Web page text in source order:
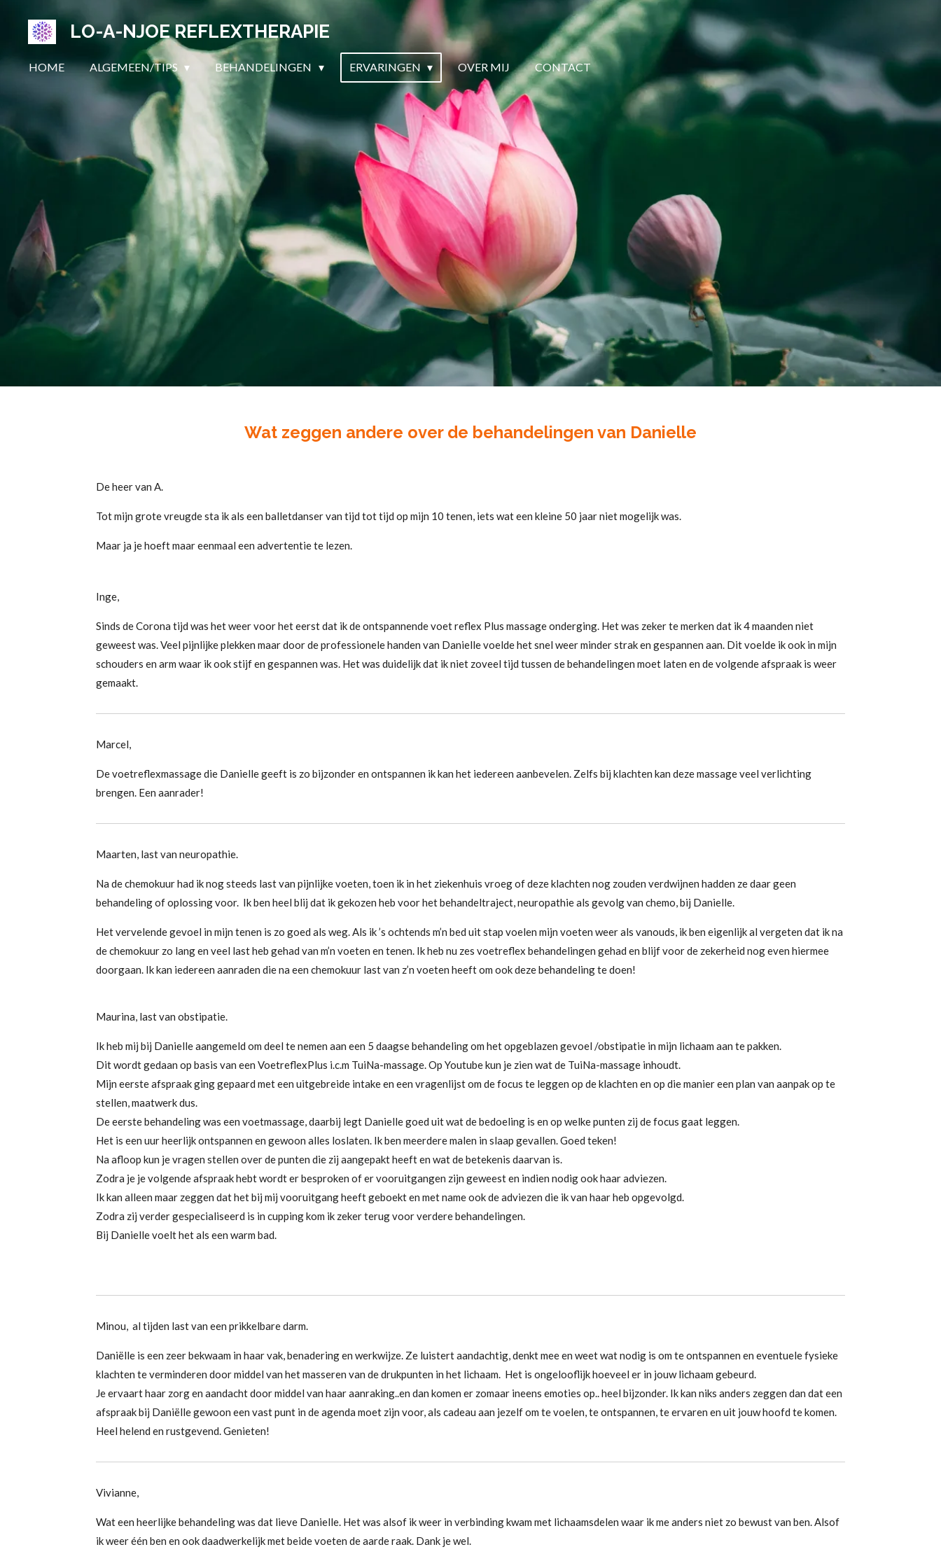
direct
LO-A-NJOE REFLEXTHERAPIE
HOME ALGEMEEN/TIPS BEHANDELINGEN ERVARINGEN OVER MIJ CONTACT
Wat zeggen andere over de behandelingen van Danielle
De heer van A.
Tot mijn grote vreugde sta ik als een balletdanser van tijd tot tijd op mijn 10 tenen, iets wat een kleine 50 jaar niet mogelijk was.
Maar ja je hoeft maar eenmaal een advertentie te lezen.
Inge,
Sinds de Corona tijd was het weer voor het eerst dat ik de ontspannende voet reflex Plus massage onderging. Het was zeker te merken dat ik 4 maanden niet
geweest was. Veel pijnlijke plekken maar door de professionele handen van Danielle voelde het snel weer minder strak en gespannen aan. Dit voelde ik ook in mijn
schouders en arm waar ik ook stijf en gespannen was. Het was duidelijk dat ik niet zoveel tijd tussen de behandelingen moet laten en de volgende afspraak is weer
gemaakt.
Marcel,
De voetreflexmassage die Danielle geeft is zo bijzonder en ontspannen ik kan het iedereen aanbevelen. Zelfs bij klachten kan deze massage veel verlichting
brengen. Een aanrader!
Maarten, last van neuropathie.
Na de chemokuur had ik nog steeds last van pijnlijke voeten, toen ik in het ziekenhuis vroeg of deze klachten nog zouden verdwijnen hadden ze daar geen
behandeling of oplossing voor. Ik ben heel blij dat ik gekozen heb voor het behandeltraject, neuropathie als gevolg van chemo, bij Danielle.
Het vervelende gevoel in mijn tenen is zo goed als weg. Als ik ’s ochtends m’n bed uit stap voelen mijn voeten weer als vanouds, ik ben eigenlijk al vergeten dat ik na
de chemokuur zo lang en veel last heb gehad van m’n voeten en tenen. Ik heb nu zes voetreflex behandelingen gehad en blijf voor de zekerheid nog even hiermee
doorgaan. Ik kan iedereen aanraden die na een chemokuur last van z’n voeten heeft om ook deze behandeling te doen!
Maurina, last van obstipatie.
Ik heb mij bij Danielle aangemeld om deel te nemen aan een 5 daagse behandeling om het opgeblazen gevoel /obstipatie in mijn lichaam aan te pakken.
Dit wordt gedaan op basis van een VoetreflexPlus i.c.m TuiNa-massage. Op Youtube kun je zien wat de TuiNa-massage inhoudt.
Mijn eerste afspraak ging gepaard met een uitgebreide intake en een vragenlijst om de focus te leggen op de klachten en op die manier een plan van aanpak op te
stellen, maatwerk dus.
De eerste behandeling was een voetmassage, daarbij legt Danielle goed uit wat de bedoeling is en op welke punten zij de focus gaat leggen.
Het is een uur heerlijk ontspannen en gewoon alles loslaten. Ik ben meerdere malen in slaap gevallen. Goed teken!
Na afloop kun je vragen stellen over de punten die zij aangepakt heeft en wat de betekenis daarvan is.
Zodra je je volgende afspraak hebt wordt er besproken of er vooruitgangen zijn geweest en indien nodig ook haar adviezen.
Ik kan alleen maar zeggen dat het bij mij vooruitgang heeft geboekt en met name ook de adviezen die ik van haar heb opgevolgd.
Zodra zij verder gespecialiseerd is in cupping kom ik zeker terug voor verdere behandelingen.
Bij Danielle voelt het als een warm bad.
Minou, al tijden last van een prikkelbare darm.
Daniëlle is een zeer bekwaam in haar vak, benadering en werkwijze. Ze luistert aandachtig, denkt mee en weet wat nodig is om te ontspannen en eventuele fysieke
klachten te verminderen door middel van het masseren van de drukpunten in het lichaam. Het is ongelooflijk hoeveel er in jouw lichaam gebeurd.
Je ervaart haar zorg en aandacht door middel van haar aanraking..en dan komen er zomaar ineens emoties op.. heel bijzonder. Ik kan niks anders zeggen dan dat een
afspraak bij Daniëlle gewoon een vast punt in de agenda moet zijn voor, als cadeau aan jezelf om te voelen, te ontspannen, te ervaren en uit jouw hoofd te komen.
Heel helend en rustgevend. Genieten!
Vivianne,
Wat een heerlijke behandeling was dat lieve Danielle. Het was alsof ik weer in verbinding kwam met lichaamsdelen waar ik me anders niet zo bewust van ben. Alsof
ik weer één ben en ook daadwerkelijk met beide voeten de aarde raak. Dank je wel.